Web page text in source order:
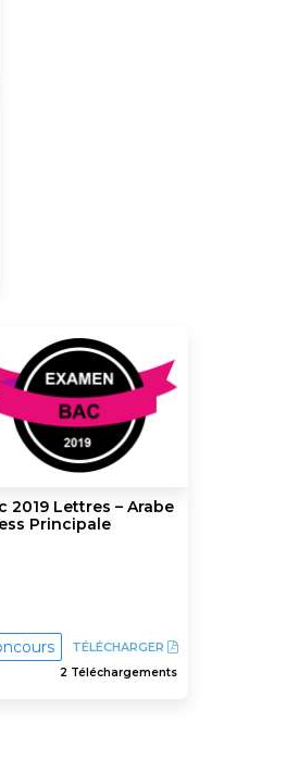
2019 Lettres – Arabe
Principale
TÉLÉCHARGER
2 Téléchargements